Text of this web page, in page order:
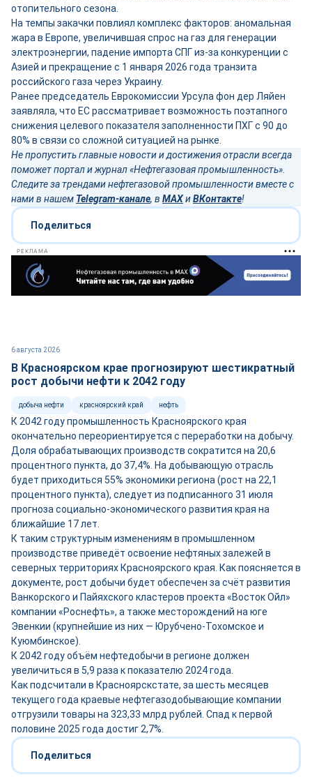
отопительного сезона.
На темпы закачки повлиял комплекс факторов: аномальная
жара в Европе, увеличившая спрос на газ для генерации
электроэнергии, падение импорта СПГ из-за конкуренции с
Азией и прекращение с 1 января 2026 года транзита
российского газа через Украину.
Ранее председатель Еврокомиссии Урсула фон дер Ляйен
заявляла, что ЕС рассматривает возможность поэтапного
снижения целевого показателя заполненности ПХГ с 90 до
80% в связи со сложной ситуацией на рынке.
Не пропустить главные новости и достижения отрасли всегда
поможет портал и журнал «Нефтегазовая промышленность».
Следите за трендами нефтегазовой промышленности вместе с
нами в нашем Telegram-канале, в MAXиВКонтакте!
Поделиться
РЕКЛАМА
6 августа 2026
В Красноярском крае прогнозируют шестикратный
рост добычи нефти к 2042 году
добыча нефти красноярский край нефть
К 2042 году промышленность Красноярского края
окончательно переориентируется с переработки на добычу.
Доля обрабатывающих производств сократится на 20,6
процентного пункта, до 37,4%. На добывающую отрасль
будет приходиться 55% экономики региона (рост на 22,1
процентного пункта), следует из подписанного 31 июля
прогноза социально-экономического развития края на
ближайшие 17 лет.
К таким структурным изменениям в промышленном
производстве приведёт освоение нефтяных залежей в
северных территориях Красноярского края. Как поясняется в
документе, рост добычи будет обеспечен за счёт развития
Ванкорского и Пайяхского кластеров проекта «Восток Ойл»
компании «Роснефть», а также месторождений на юге
Эвенкии (крупнейшие из них — Юрубчено-Тохомское и
Куюмбинское).
К 2042 году объём нефтедобычи в регионе должен
увеличиться в 5,9 раза к показателю 2024 года.
Как подсчитали в Красноярскстате, за шесть месяцев
текущего года краевые нефтегазодобывающие компании
отгрузили товары на 323,33 млрд рублей. Спад к первой
половине 2025 года достиг 2,7%.
Поделиться